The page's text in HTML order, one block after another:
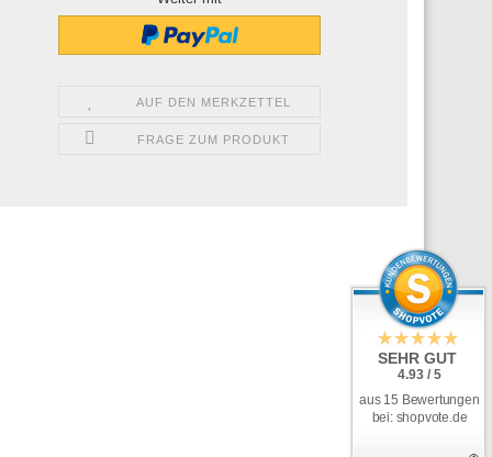
AUF DEN MERKZETTEL
FRAGE ZUM PRODUKT
SEHR GUT
4.93 / 5
aus 15 Bewertungen
bei: shopvote.de